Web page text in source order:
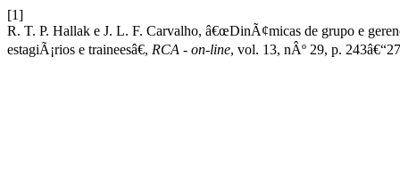
[1]
R. T. P. Hallak e J. L. F. Carvalho, â€œDinÃ¢micas de grupo e
estagiÃ¡rios e traineesâ€, RCA - on-line, vol. 13, nÂº 29, p.